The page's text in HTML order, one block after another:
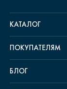
КАТАЛОГ
ПОКУПАТЕЛЯМ
БЛОГ